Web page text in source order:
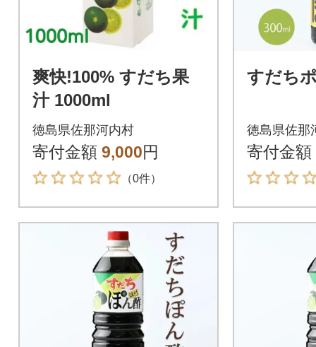
爽快!100% すだち果
汁 1000ml
徳島県佐那河内村
寄付金額 9,000円
（0件）
すだち
徳島県佐那
寄付金額